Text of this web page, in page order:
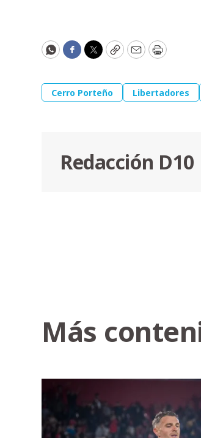
WhatsApp
Facebook
Twitter
CopyEmailPrint
Cerro Porteño Libertadores
Redacción D10
Más